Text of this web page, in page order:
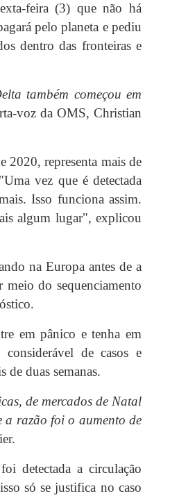
feira (3) que não há
pelo planeta e pediu
dentro das fronteiras e
também começou em
voz da OMS, Christian
2020, representa mais de
vez que é detectada
Isso funciona assim.
algum lugar", explicou
na Europa antes de a
do sequenciamento
em pânico e tenha em
de casos e
de duas semanas.
de mercados de Natal
a razão foi o aumento de
detectada a circulação
só se justifica no caso